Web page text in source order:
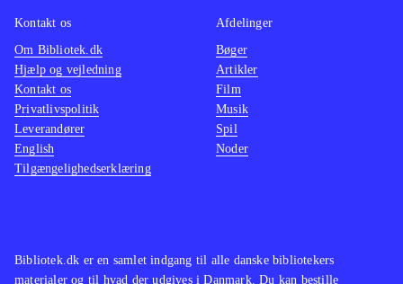
er udelukkende singleplayer. PEGI er
12 med anmærkninger for stødende
sprog og vold
Alt i alt et fint underholdende spil,
hvis man i forvejen er fan af japansk
RPG. Her er tale om et udfordrende
spil, der kræver, at man benytter den
trods sin skæve humor tager tempoet
Bibliotek.dk er en samlet indgang til alle danske bibliotekers
materialer og til hvad der udgives i Danmark. Du kan bestille
Kontakt os
Om Bibliotek.dk
Hjælp og vejledning
Kontakt os
Privatlivspolitik
Leverandører
English
Tilgængelighedserklæring
Afdelinger
Bøger
Artikler
Film
Musik
Spil
Noder